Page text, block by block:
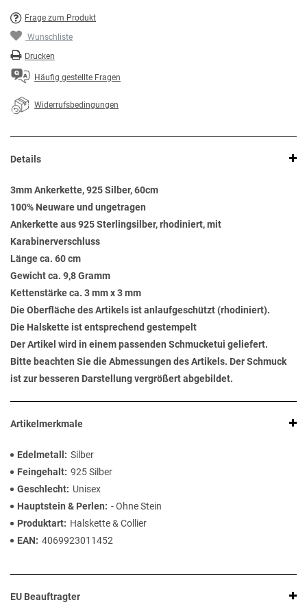
Frage zum Produkt
Wunschliste
Drucken
Häufig gestellte Fragen
Widerrufsbedingungen
Details
3mm Ankerkette, 925 Silber, 60cm
100% Neuware und ungetragen
Ankerkette aus 925 Sterlingsilber, rhodiniert, mit
Karabinerverschluss
Länge ca. 60 cm
Gewicht ca. 9,8 Gramm
Kettenstärke ca. 3 mm x 3 mm
Die Oberfläche des Artikels ist anlaufgeschützt (rhodiniert).
Die Halskette ist entsprechend gestempelt
Der Artikel wird in einem passenden Schmucketui geliefert.
Bitte beachten Sie die Abmessungen des Artikels. Der Schmuck
ist zur besseren Darstellung vergrößert abgebildet.
Artikelmerkmale
Edelmetall
Silber
Feingehalt 925 Silber
Geschlecht
Unisex
Hauptstein & Perlen
- Ohne Stein
Produktart
Halskette & Collier
EAN
4069923011452
EU Beauftragter